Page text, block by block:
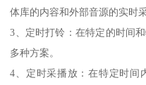
体库的内容和外部音源的实时
3、定时打铃：在特定的时间
多种方案。
4、定时采播放：在特定时间